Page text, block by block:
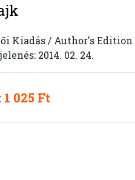
Kiadás / Author's Edition
2014. 02. 24.
1 025 Ft